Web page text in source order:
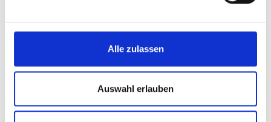
Alle zulassen
Auswahl erlauben
Genossenschaftslösung
Wir sind in der HmcS-Gruppe der Partner im
Management von notleidenden Krediten für die
genossenschaftliche Finanzinstitute. Unser
Auslagerung Ihrer Abwicklung – modular, einfach,
digital. Als Atruvia Agentur Partner bearbeiten wir